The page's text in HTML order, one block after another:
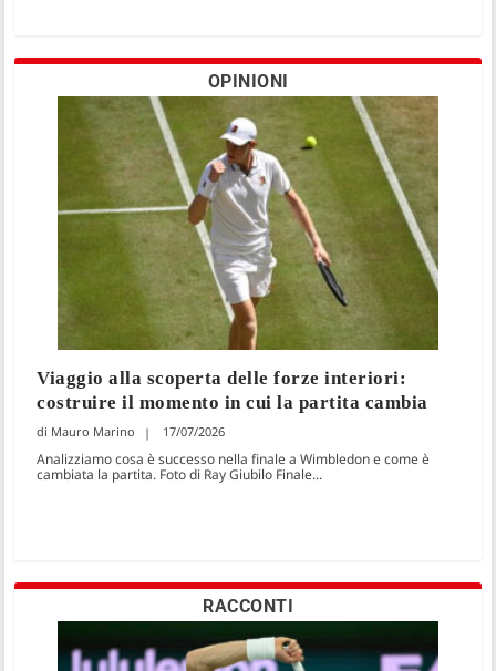
OPINIONI
Viaggio alla scoperta delle forze interiori:
costruire il momento in cui la partita cambia
Mauro Marino 17/07/2026
Analizziamo cosa è successo nella finale a Wimbledon e come è
cambiata la partita. Foto di Ray Giubilo Finale...
RACCONTI